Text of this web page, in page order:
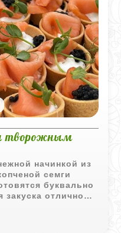
творожным
начинкой из
семги
буквально
закуска отлично
застолья